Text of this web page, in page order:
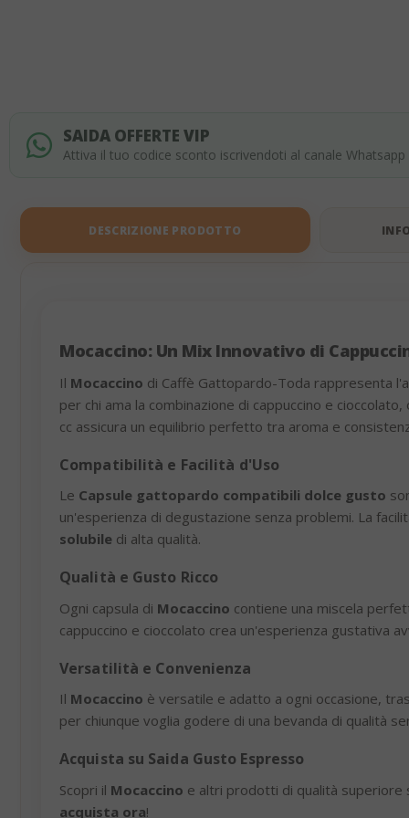
SAIDA OFFERTE VIP
Attiva il tuo codice sconto iscrivendoti al canale Whatsapp
DESCRIZIONE PRODOTTO
Mocaccino: Un Mix Innovativo di
Il Mocaccino di Caffè Gattopardo-Toda rappresenta
per chi ama la combinazione di cappuccino e
cc assicura un equilibrio perfetto tra aroma e
Compatibilità e Facilità d'Uso
Le Capsule gattopardo compatibili dolce gusto
un'esperienza di degustazione senza problemi. La
solubile di alta qualità.
Qualità e Gusto Ricco
Ogni capsula di Mocaccino contiene una miscela
cappuccino e cioccolato crea un'esperienza gustativa
Versatilità e Convenienza
Il Mocaccino è versatile e adatto a ogni occasione,
per chiunque voglia godere di una bevanda di qualità
Acquista su Saida Gusto Espresso
Scopri il Mocaccino e altri prodotti di qualità superiore
acquista ora!